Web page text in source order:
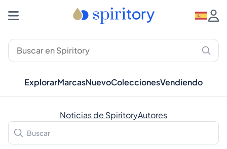
ExplorarMarcasNuevoColeccionesVendiendo
Noticias de SpiritoryAutores